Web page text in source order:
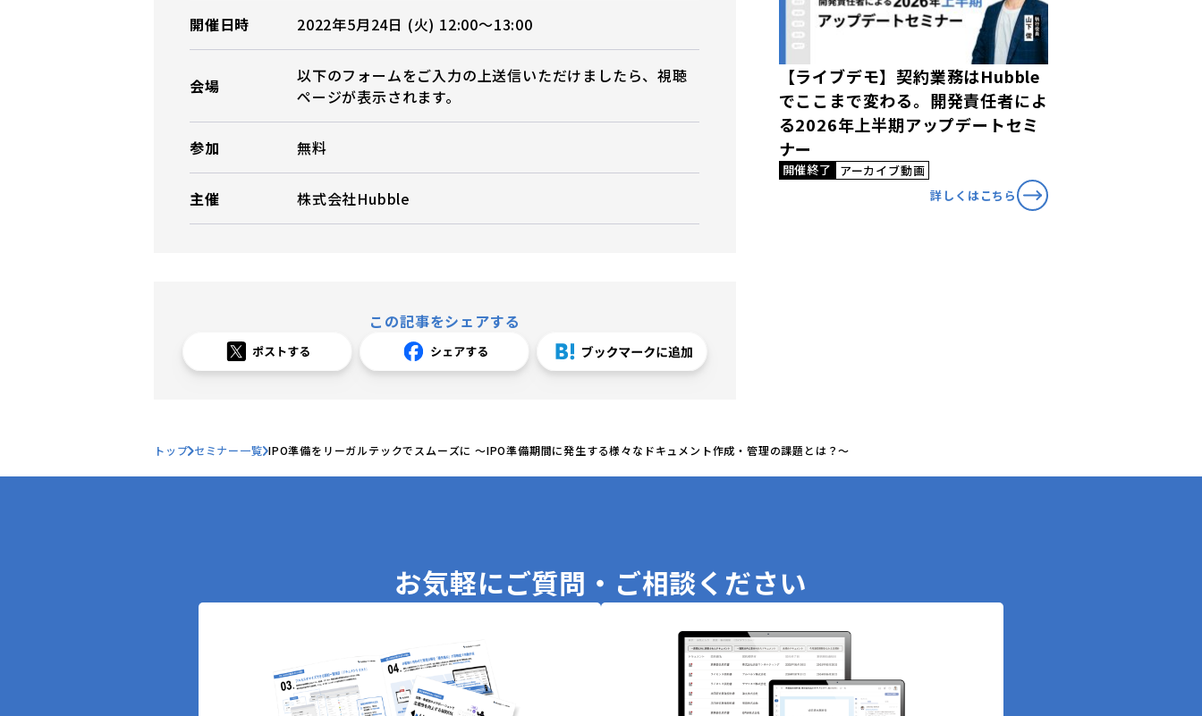
開催日時 2022年5月24日 (火) 12:00～13:00
会場
以下のフォームをご入力の上送信いただけましたら、視聴
ページが表示されます。
参加 無料
主催 株式会社Hubble
この記事をシェアする
【ライブデモ】契約業務はHubble
でここまで変わる。開発責任者によ
る2026年上半期アップデートセミ
ナー
開催終了
アーカイブ動画
詳しくはこちら
トップ セミナー一覧 IPO準備をリーガルテックでスムーズに ～IPO準備期間に発生する様々なドキュメント作成・管理の課題とは？～
お気軽にご質問・ご相談ください